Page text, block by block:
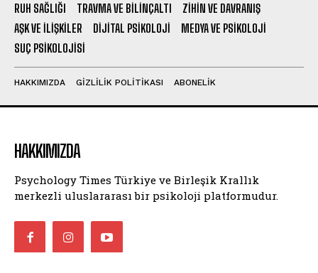
RUH SAĞLIĞI TRAVMA VE BILINÇALTI
ZIHIN VE DAVRANIŞ
AŞK VE İLIŞKILER
DIJITAL PSIKOLOJI
MEDYA VE PSIKOLOJI
SUÇ PSIKOLOJISI
HAKKIMIZDA GIZLILIK POLITIKASI ABONELIK
HAKKIMIZDA
Psychology Times Türkiye ve Birleşik Krallık
merkezli uluslararası bir psikoloji platformudur.